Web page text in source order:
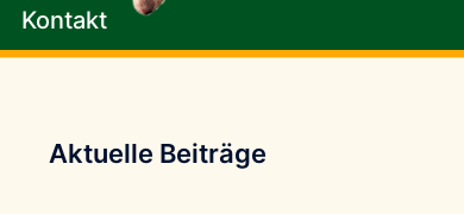
Kontakt
Aktuelle Beiträge